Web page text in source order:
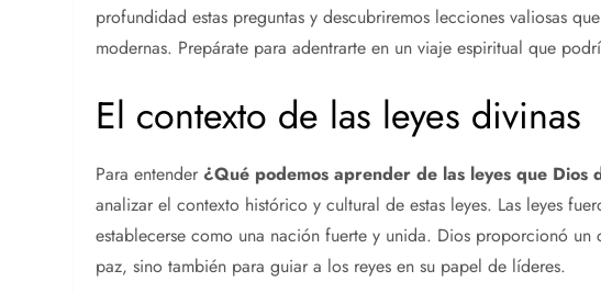
profundidad estas preguntas y descubriremos lecciones valiosas
modernas. Prepárate para adentrarte en un viaje espiritual que
El contexto de las leyes divinas
Para entender ¿Qué podemos aprender de las leyes que Dios
analizar el contexto histórico y cultural de estas leyes. Las leyes
establecerse como una nación fuerte y unida. Dios proporcionó
paz, sino también para guiar a los reyes en su papel de líderes.